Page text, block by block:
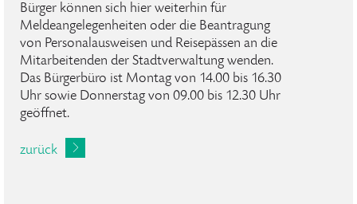
Bürger können sich hier weiterhin für
Meldeangelegenheiten oder die Beantragung
von Personalausweisen und Reisepässen an die
Mitarbeitenden der Stadtverwaltung wenden.
Das Bürgerbüro ist Montag von 14.00 bis 16.30
Uhr sowie Donnerstag von 09.00 bis 12.30 Uhr
geöffnet.
zurück